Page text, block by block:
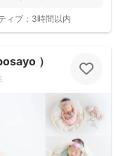
ィブ： 3時間以内
）